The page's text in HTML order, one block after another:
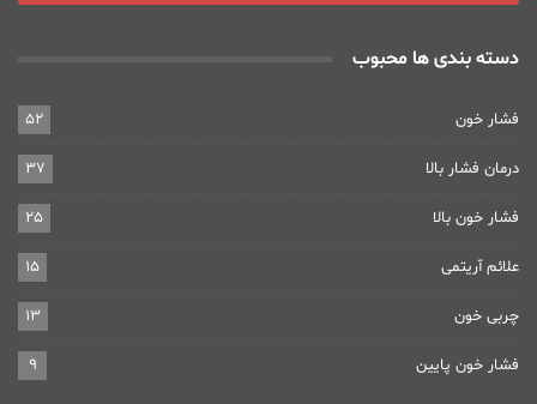
دسته بندی ها محبوب
فشار خون 52
درمان فشار بالا 37
فشار خون بالا 25
علائم آریتمی 15
چربی خون 13
فشار خون پایین 9